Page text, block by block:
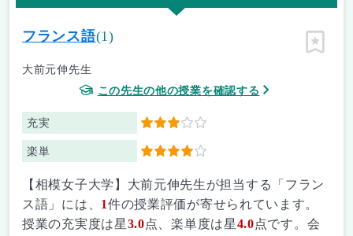
フランス語(1)
大前元伸先生
この先生の他の授業を確認する
充実 3
楽単 4
ピン留
【相模女子大学】大前元伸先生が担当する「フラン
ス語」には、 1件の授業評価が寄せられています。
授業の充実度は星3.0点、楽単度は星4.0点です。会